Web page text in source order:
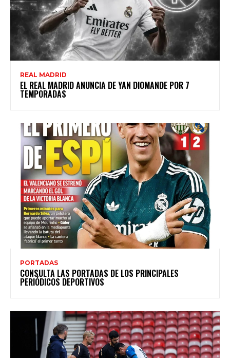
REAL MADRID
EL REAL MADRID ANUNCIA DE YAN DIOMANDE POR 7
TEMPORADAS
PORTADAS
CONSULTA LAS PORTADAS DE LOS PRINCIPALES
PERIÓDICOS DEPORTIVOS